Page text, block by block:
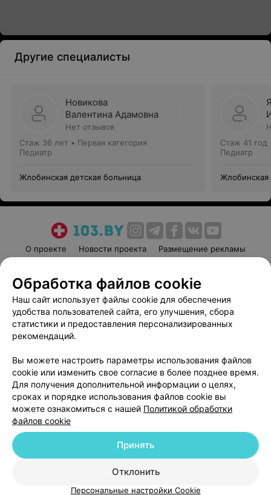
Другие специалисты
Новикова
Валентина Адамовна
Нет отзывов
Стаж 36 лет • Первая категория
Педиатр
Жлобинская детская больница
Стаж 41 год
Педиатр
Жлобинская
О проекте Новости проекта
Размещение рекламы
Пользовательское соглашение
Способы оплаты
Вакансии
Партнеры
Написать руководителю 103.by
Обработка персональных данных
© 2026 ООО «Артокс Лаб», УНП 191700409
| 220012, Республика Беларусь,
Служба поддержки +375 291212755
Обработка файлов cookie
Наш сайт использует файлы cookie для обеспечения
удобства пользователей сайта, его улучшения, сбора
статистики и предоставления персонализированных
рекомендаций.
Вы можете настроить параметры использования файлов
cookie или изменить свое согласие в более позднее время.
Для получения дополнительной информации о целях,
сроках и порядке использования файлов cookie вы
можете ознакомиться с нашей Политикой обработки
файлов cookie
Отклонить
Принять
Персональные настройки Cookie